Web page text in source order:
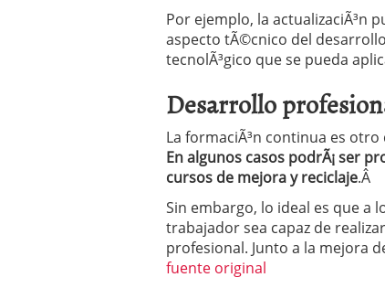
Por ejemplo, la actualizaciÃ³n
aspecto tÃ©cnico del
tecnolÃ³gico que se pueda
Desarrollo
La formaciÃ³n continua es
En algunos casos podrÃ¡ ser
cursos de mejora y reciclaje.Â
Sin embargo, lo ideal es que a
trabajador sea capaz de
profesional. Junto a la mejora
fuente original